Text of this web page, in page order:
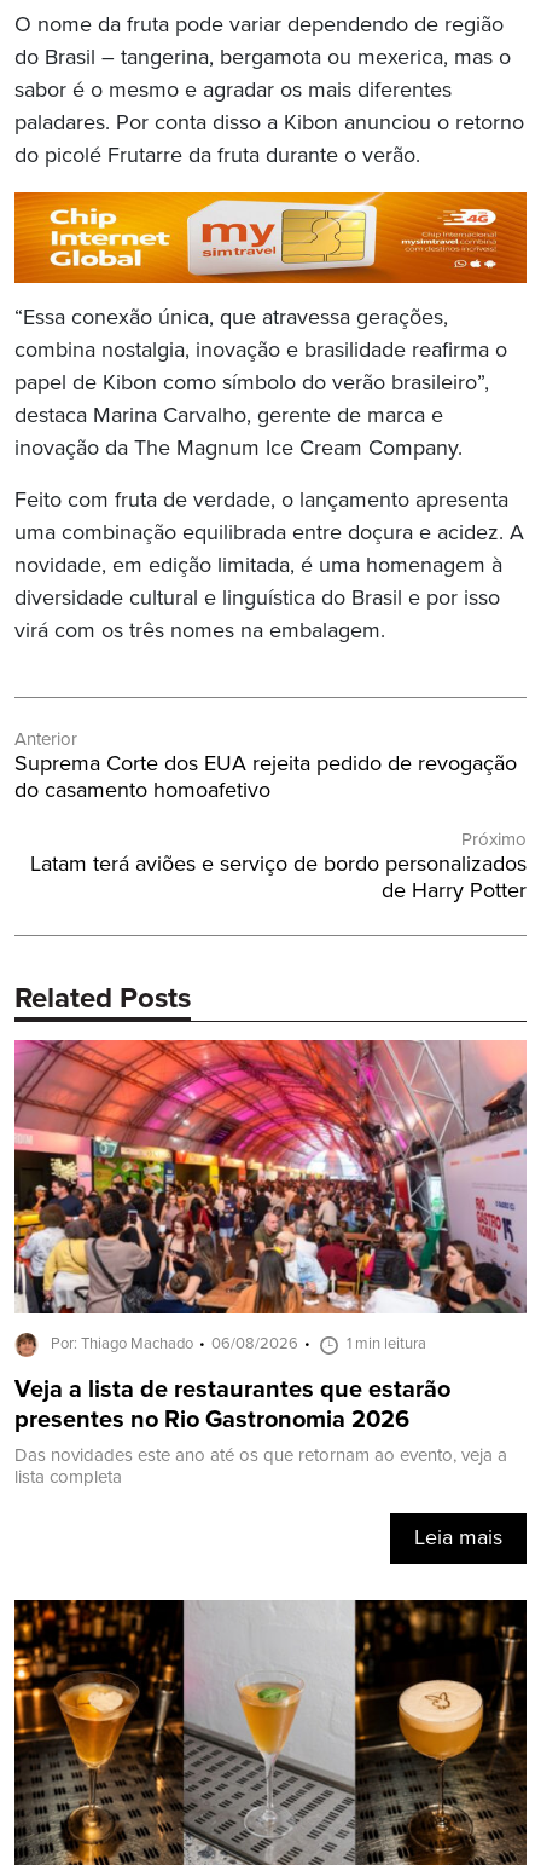
O nome da fruta pode variar dependendo de região
do Brasil – tangerina, bergamota ou mexerica, mas o
sabor é o mesmo e agradar os mais diferentes
paladares. Por conta disso a Kibon anunciou o retorno
do picolé Frutarre da fruta durante o verão.
“Essa conexão única, que atravessa gerações,
combina nostalgia, inovação e brasilidade reafirma o
papel de Kibon como símbolo do verão brasileiro”,
destaca Marina Carvalho, gerente de marca e
inovação da The Magnum Ice Cream Company.
Feito com fruta de verdade, o lançamento apresenta
uma combinação equilibrada entre doçura e acidez. A
novidade, em edição limitada, é uma homenagem à
diversidade cultural e linguística do Brasil e por isso
virá com os três nomes na embalagem.
de
Post
Anterior
Post
Anterior:
Suprema Corte dos EUA rejeita pedido de revogação
do casamento homoafetivo
Próximo
Próximo
Latam terá aviões e serviço de bordo personalizados
de Harry Potter
Related Posts
Por: Thiago Machado 06/08/2026 1 min leitura
Veja a lista de restaurantes que estarão
presentes no Rio Gastronomia 2026
Das novidades este ano até os que retornam ao evento, veja a
lista completa
Leia mais